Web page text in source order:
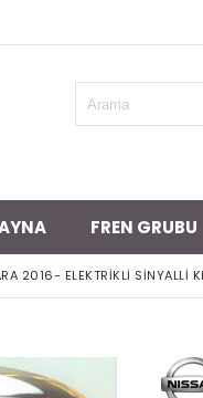
FREN GRUBU
2016- ELEKTRİKLİ SİNYALLİ